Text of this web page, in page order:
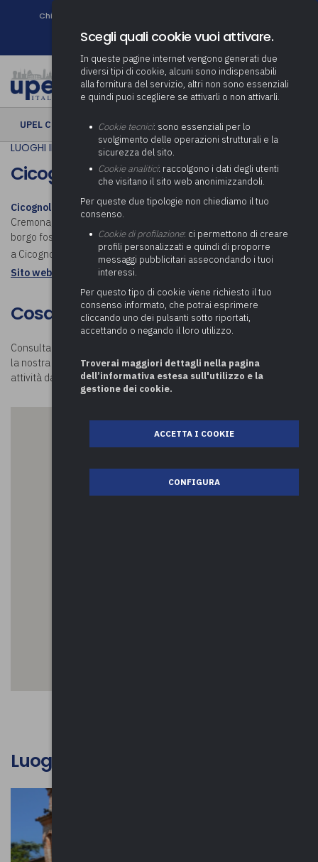
Chi siamo
Newsletter
UPEL CULTURA › Cicognolo
LUOGHI IN COMUNE
Cicognolo
Cicognolo
è un comune italiano di 917 abitanti della provincia di
Cremona, in Lombardia. Di origine molto antica, si ritiene che il
borgo fosse fortificato già intorno al X secolo. Scopri cosa visitare
a Cicognolo.
Sito web istituzionale: Comune di Cicognolo
Cosa visitare a Cicognolo
Consulta la mappa e scopri
la nostra paginaLuoghi in Comunepotrai conoscere tutte le
attività da fare nei comuni!
Luoghi d'interesse culturale
Scegli quali cookie vuoi attivare.
In queste pagine internet vengono generati due
diversi tipi di cookie, alcuni sono indispensabili
alla fornitura del servizio, altri non sono essenziali
e quindi puoi scegliere se attivarli o non attivarli.
Cookie tecnici: sono essenziali per lo
svolgimento delle operazioni strutturali e la
sicurezza del sito.
Cookie analitici: raccolgono i dati degli utenti
che visitano il sito web anonimizzandoli.
Per queste due tipologie non chiediamo il tuo
consenso.
Cookie di profilazione: ci permettono di creare
profili personalizzati e quindi di proporre
messaggi pubblicitari assecondando i tuoi
interessi.
Per questo tipo di cookie viene richiesto il tuo
consenso informato, che potrai esprimere
cliccando uno dei pulsanti sotto riportati,
accettando o negando il loro utilizzo.
Troverai maggiori dettagli nella pagina
dell’informativa estesa sull'utilizzo e la
gestione dei cookie.
ACCETTA I COOKIE
CONFIGURA